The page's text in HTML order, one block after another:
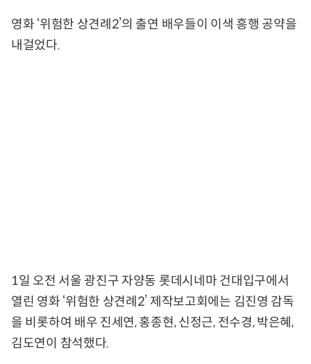
영화 ‘위험한 상견례2’의 출연 배우들이 이색 흥행 공약을
내걸었다.
1일 오전 서울 광진구 자양동 롯데시네마 건대입구에서
열린 영화 ‘위험한 상견례2’ 제작보고회에는 김진영 감독
을 비롯하여 배우 진세연, 홍종현, 신정근, 전수경, 박은혜,
김도연이 참석했다.